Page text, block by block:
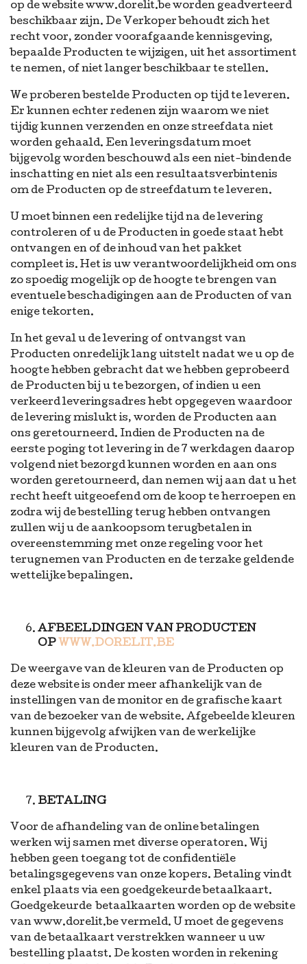
op de website www.dorelit.be worden geadverteerd
beschikbaar zijn. De Verkoper behoudt zich het
recht voor, zonder voorafgaande kennisgeving,
bepaalde Producten te wijzigen, uit het assortiment
te nemen, of niet langer beschikbaar te stellen.
We proberen bestelde Producten op tijd te leveren.
Er kunnen echter redenen zijn waarom we niet
tijdig kunnen verzenden en onze streefdata niet
worden gehaald. Een leveringsdatum moet
bijgevolg worden beschouwd als een niet-bindende
inschatting en niet als een resultaatsverbintenis
om de Producten op de streefdatum te leveren.
U moet binnen een redelijke tijd na de levering
controleren of u de Producten in goede staat hebt
ontvangen en of de inhoud van het pakket
compleet is. Het is uw verantwoordelijkheid om ons
zo spoedig mogelijk op de hoogte te brengen van
eventuele beschadigingen aan de Producten of van
enige tekorten.
In het geval u de levering of ontvangst van
Producten onredelijk lang uitstelt nadat we u op de
hoogte hebben gebracht dat we hebben geprobeerd
de Producten bij u te bezorgen, of indien u een
verkeerd leveringsadres hebt opgegeven waardoor
de levering mislukt is, worden de Producten aan
ons geretourneerd. Indien de Producten na de
eerste poging tot levering in de 7 werkdagen daarop
volgend niet bezorgd kunnen worden en aan ons
worden geretourneerd, dan nemen wij aan dat u het
recht heeft uitgeoefend om de koop te herroepen en
zodra wij de bestelling terug hebben ontvangen
zullen wij u de aankoopsom terugbetalen in
overeenstemming met onze regeling voor het
terugnemen van Producten en de terzake geldende
wettelijke bepalingen.
AFBEELDINGEN VAN PRODUCTEN
OP WWW.DORELIT.BE
De weergave van de kleuren van de Producten op
deze website is onder meer afhankelijk van de
instellingen van de monitor en de grafische kaart
van de bezoeker van de website. Afgebeelde kleuren
kunnen bijgevolg afwijken van de werkelijke
kleuren van de Producten.
BETALING
Voor de afhandeling van de online betalingen
werken wij samen met diverse operatoren. Wij
hebben geen toegang tot de confidentiële
betalingsgegevens van onze kopers. Betaling vindt
enkel plaats via een goedgekeurde betaalkaart.
Goedgekeurde betaalkaarten worden op de website
van www.dorelit.be vermeld. U moet de gegevens
van de betaalkaart verstrekken wanneer u uw
bestelling plaatst. De kosten worden in rekening